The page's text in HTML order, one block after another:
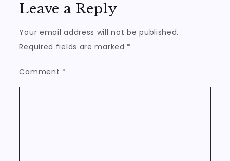
Leave a Reply
Your email address will not be published.
Required fields are marked *
Comment *